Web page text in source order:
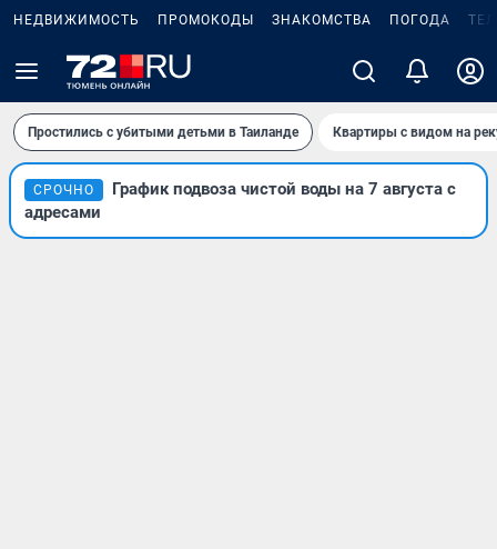
НЕДВИЖИМОСТЬ ПРОМОКОДЫ ЗНАКОМСТВА ПОГОДА
Простились с убитыми детьми в Таиланде Квартиры с видом на
СРОЧНО
График подвоза чистой воды на 7 августа с
адресами